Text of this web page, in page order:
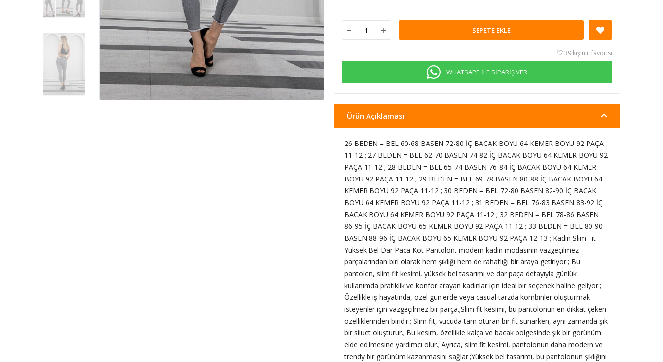
- + SEPETE EKLE
39 kişinin favorisi
WHATSAPP İLE SİPARİŞ VER
Ürün Açıklaması
26 BEDEN = BEL 60-68 BASEN 72-80 İÇ BACAK BOYU 64 KEMER BOYU 92 PAÇA
11-12 ; 27 BEDEN = BEL 62-70 BASEN 74-82 İÇ BACAK BOYU 64 KEMER BOYU 92
PAÇA 11-12 ; 28 BEDEN = BEL 65-74 BASEN 76-84 İÇ BACAK BOYU 64 KEMER
BOYU 92 PAÇA 11-12 ; 29 BEDEN = BEL 69-78 BASEN 80-88 İÇ BACAK BOYU 64
KEMER BOYU 92 PAÇA 11-12 ; 30 BEDEN = BEL 72-80 BASEN 82-90 İÇ BACAK
BOYU 64 KEMER BOYU 92 PAÇA 11-12 ; 31 BEDEN = BEL 76-83 BASEN 83-92 İÇ
BACAK BOYU 64 KEMER BOYU 92 PAÇA 11-12 ; 32 BEDEN = BEL 78-86 BASEN
86-95 İÇ BACAK BOYU 65 KEMER BOYU 92 PAÇA 11-12 ; 33 BEDEN = BEL 80-90
BASEN 88-96 İÇ BACAK BOYU 65 KEMER BOYU 92 PAÇA 12-13 ; Kadın Slim Fit
Yüksek Bel Dar Paça Kot Pantolon, modern kadın modasının vazgeçilmez
parçalarından biri olarak hem şıklığı hem de rahatlığı bir araya getiriyor.; Bu
pantolon, slim fit kesimi, yüksek bel tasarımı ve dar paça detayıyla günlük
kullanımda pratiklik ve konfor arayan kadınlar için ideal bir seçenek haline geliyor.;
Özellikle iş hayatında, özel günlerde veya casual tarzda kombinler oluşturmak
isteyenler için vazgeçilmez bir parça.;Slim fit kesimi, bu pantolonun en dikkat çeken
özelliklerinden biridir.; Slim fit, vücuda tam oturan bir fit sunarken, aynı zamanda şık
bir siluet oluşturur.; Bu kesim, özellikle kalça ve bacak bölgesinde şık bir görünüm
elde edilmesine yardımcı olur.; Ayrıca, slim fit kesimi, pantolonun daha modern ve
trendy bir görünüm kazanmasını sağlar.;Yüksek bel tasarımı, bu pantolonun şıklığını